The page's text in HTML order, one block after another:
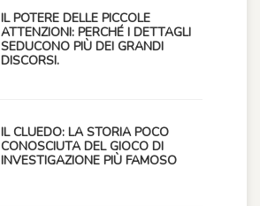
IL POTERE DELLE PICCOLE
ATTENZIONI: PERCHÉ I DETTAGLI
SEDUCONO PIÙ DEI GRANDI
DISCORSI.
IL CLUEDO: LA STORIA POCO
CONOSCIUTA DEL GIOCO DI
INVESTIGAZIONE PIÙ FAMOSO